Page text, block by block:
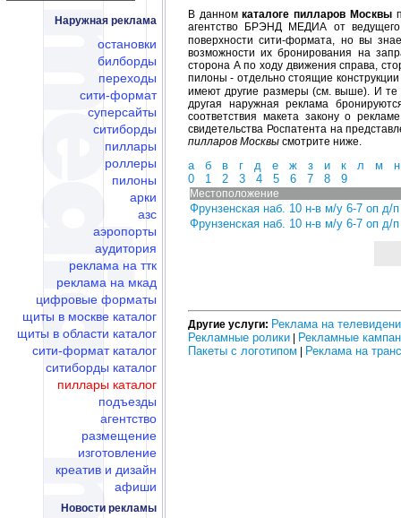
Наружная реклама
остановки
билборды
переходы
сити-формат
суперсайты
ситиборды
пиллары
роллеры
пилоны
арки
азс
аэропорты
аудитория
реклама на ттк
реклама на мкад
цифровые форматы
щиты в москве каталог
щиты в области каталог
сити-формат каталог
ситиборды каталог
пиллары каталог
подъезды
агентство
размещение
изготовление
креатив и дизайн
афиши
Новости рекламы
В данномкаталоге пилларов Москвы
агентство БРЭНД МЕДИА от
поверхности сити-формата, но вы
возможности их бронирования на
сторона А по ходу движения справа,
пилоны - отдельно стоящие
имеют другие размеры (см. выше). И те
другая наружная реклама
соответствия макета закону о
свидетельства Роспатента на
пилларов Москвы смотрите ниже.
а б в г д е ж з и к л м
н
0
1 2 3 4 5 6 7 8 9
Местоположение
Фрунзенская наб. 10 н-в м/у 6-7 оп д/
Фрунзенская наб. 10 н-в м/у 6-7 оп д/
Другие услуги: Реклама на
Рекламные ролики
Рекламные
Пакеты с логотипом
Реклама на